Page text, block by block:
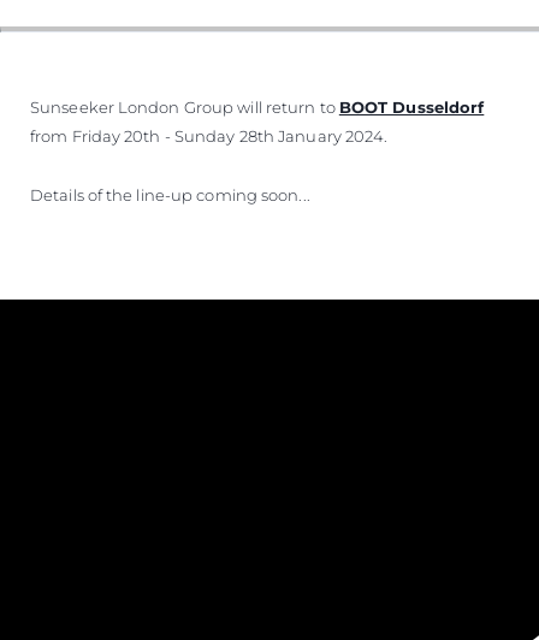
Sunseeker London Group will return to BOOT Dusseldorf
from Friday 20th - Sunday 28th January 2024.
Details of the line-up coming soon...